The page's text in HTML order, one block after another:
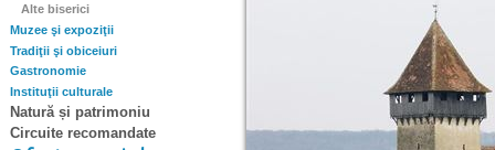
Alte biserici
Muzee şi expoziţii
Tradiţii şi obiceiuri
Gastronomie
Instituţii culturale
Natură și patrimoniu
Circuite recomandate